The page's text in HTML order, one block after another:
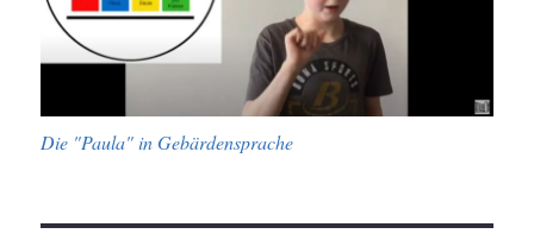
Die "Paula" in Gebärdensprache